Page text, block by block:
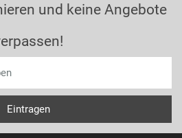
und keine Angebote